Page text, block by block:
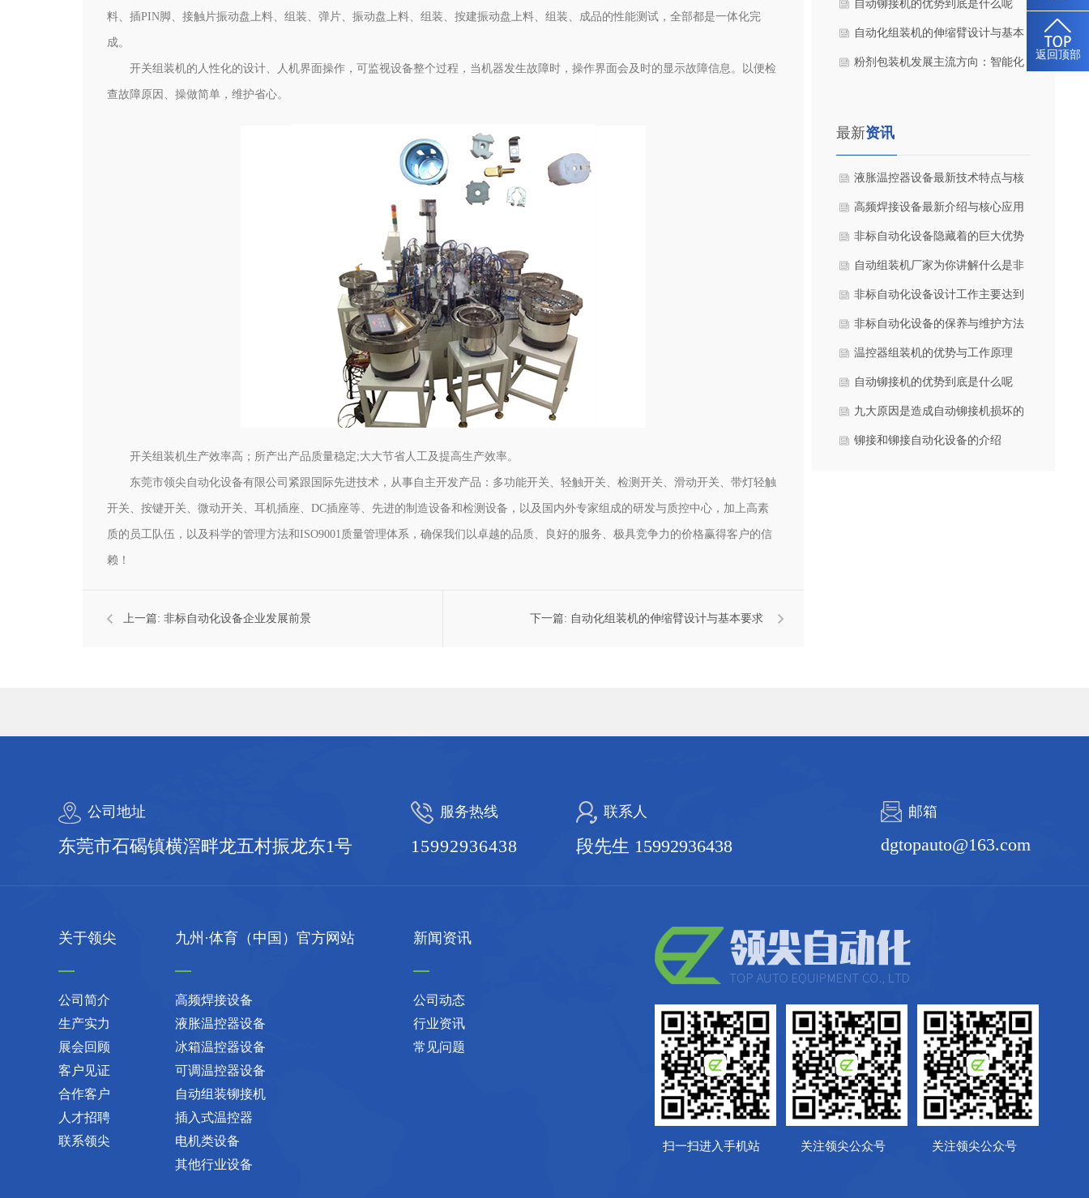
料、插PIN脚、接触片振动盘上料、组装、弹片、振动盘上料、组装、按建振动盘上料、组装、成品的性能测试，全部都是一体化完
成。
开关组装机的人性化的设计、人机界面操作，可监视设备整个过程，当机器发生故障时，操作界面会及时的显示故障信息。以便检
查故障原因、操做简单，维护省心。
开关组装机生产效率高；所产出产品质量稳定;大大节省人工及提高生产效率。
东莞市领尖自动化设备有限公司紧跟国际先进技术，从事自主开发产品：多功能开关、轻触开关、检测开关、滑动开关、带灯轻触
开关、按键开关、微动开关、耳机插座、DC插座等、先进的制造设备和检测设备，以及国内外专家组成的研发与质控中心，加上高素
质的员工队伍，以及科学的管理方法和ISO9001质量管理体系，确保我们以卓越的品质、良好的服务、极具竞争力的价格赢得客户的信
赖！
上一篇: 非标自动化设备企业发展前景 下一篇: 自动化组装机的伸缩臂设计与基本要求
的目的是什么
自动铆接机的优势到底是什么呢
自动化组装机的伸缩臂设计与基本
要求
粉剂包装机发展主流方向：智能化
最新资讯
液胀温控器设备最新技术特点与核
心应用行业（2026版）
高频焊接设备最新介绍与核心应用
行业高频焊接设备最新介绍与核心
应用行业
非标自动化设备隐藏着的巨大优势
和特点
自动组装机厂家为你讲解什么是非
标自动化设备
非标自动化设备设计工作主要达到
的目的是什么
非标自动化设备的保养与维护方法
温控器组装机的优势与工作原理
自动铆接机的优势到底是什么呢
九大原因是造成自动铆接机损坏的
因素
铆接和铆接自动化设备的介绍
公司地址
东莞市石碣镇横滘畔龙五村振龙东1号
服务热线
15992936438
联系人
段先生 15992936438
邮箱
dgtopauto@163.com
关于领尖
公司简介
生产实力
展会回顾
客户见证
合作客户
人才招聘
联系领尖
九州·体育（中国）官方网站
高频焊接设备
液胀温控器设备
冰箱温控器设备
可调温控器设备
自动组装铆接机
插入式温控器
电机类设备
其他行业设备
新闻资讯
公司动态
行业资讯
常见问题
扫一扫进入手机站 关注领尖公众号 关注领尖公众号
返回顶部
返回顶部